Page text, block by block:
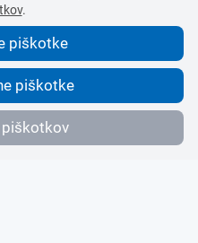
.
piškotke
piškotke